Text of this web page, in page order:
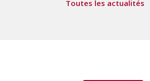
Toutes les actualités